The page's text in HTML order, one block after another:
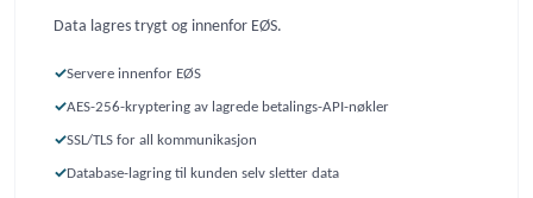
Data lagres trygt og innenfor EØS.
Servere innenfor EØS
AES-256-kryptering av lagrede betalings-API-nøkler
SSL/TLS for all kommunikasjon
Database-lagring til kunden selv sletter data